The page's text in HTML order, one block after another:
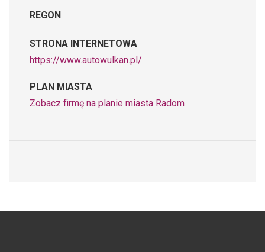
REGON
STRONA INTERNETOWA
https://www.autowulkan.pl/
PLAN MIASTA
Zobacz firmę na planie miasta Radom